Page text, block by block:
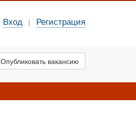
Вход | Регистрация
Опубликовать вакансию